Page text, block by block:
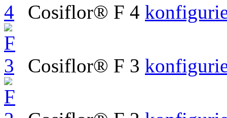
Cosiflor® F 4
Cosiflor® F 3